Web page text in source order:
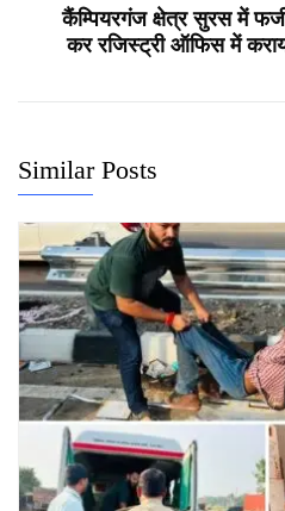
कैंम्पियरगंज क्षेत्र सुरस में
कर रजिस्ट्री ऑफिस में
Similar Posts